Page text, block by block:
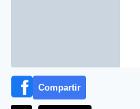
Compartir